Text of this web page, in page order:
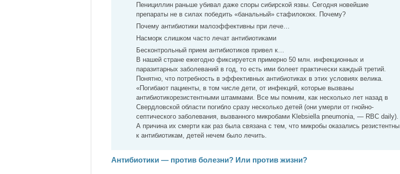
Пенициллин раньше убивал даже споры сибирской язвы. Сегодня новейшие
препараты не в силах победить «банальный» стафилококк. Почему?
Почему антибиотики малоэффективны при лече…
Насморк слишком часто лечат антибиотиками
Бесконтрольный прием антибиотиков привел к…
В нашей стране ежегодно фиксируется примерно 50 млн. инфекционных и
паразитарных заболеваний в год, то есть ими болеет практически каждый третий.
Понятно, что потребность в эффективных антибиотиках в этих условиях велика.
«Погибают пациенты, в том числе дети, от инфекций, которые вызваны
антибиотикорезистентными штаммами. Все мы помним, как несколько лет назад в
Свердловской области погибло сразу несколько детей (они умерли от гнойно-
септического заболевания, вызванного микробами Klebsiella pneumonia, — RBC daily).
А причина их смерти как раз была связана с тем, что микробы оказались резистентны
к антибиотикам, детей нечем было лечить.
Антибиотики — против болезни? Или против жизни?